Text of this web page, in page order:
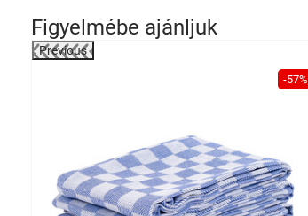
Figyelmébe ajánljuk
Previous
-57%